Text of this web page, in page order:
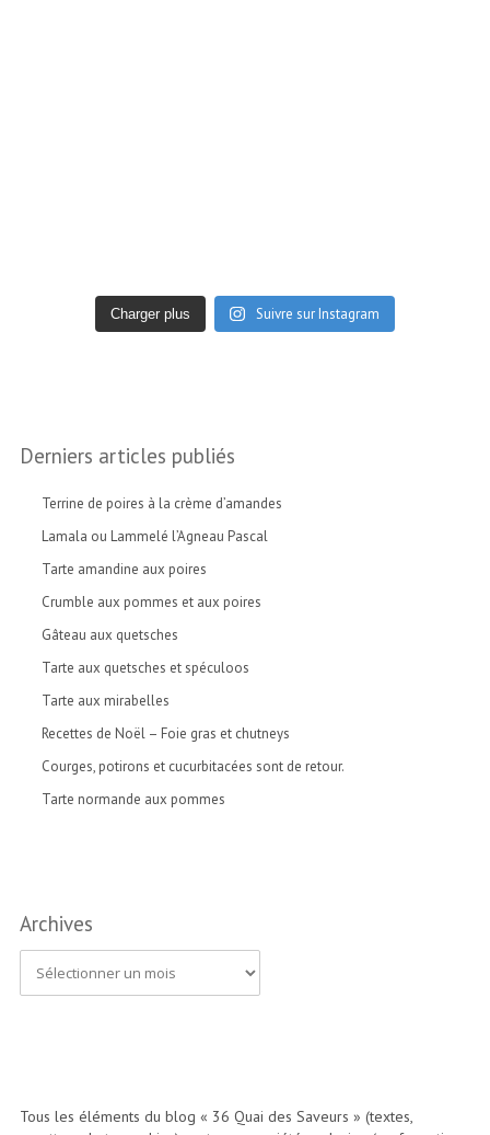
Charger plus Suivre sur Instagram
Derniers articles publiés
Terrine de poires à la crème d’amandes
Lamala ou Lammelé l’Agneau Pascal
Tarte amandine aux poires
Crumble aux pommes et aux poires
Gâteau aux quetsches
Tarte aux quetsches et spéculoos
Tarte aux mirabelles
Recettes de Noël – Foie gras et chutneys
Courges, potirons et cucurbitacées sont de retour.
Tarte normande aux pommes
Archives
A
Tous les éléments du blog « 36 Quai des Saveurs » (textes,